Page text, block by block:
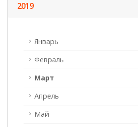
2019
Январь
Февраль
Март
Апрель
Май